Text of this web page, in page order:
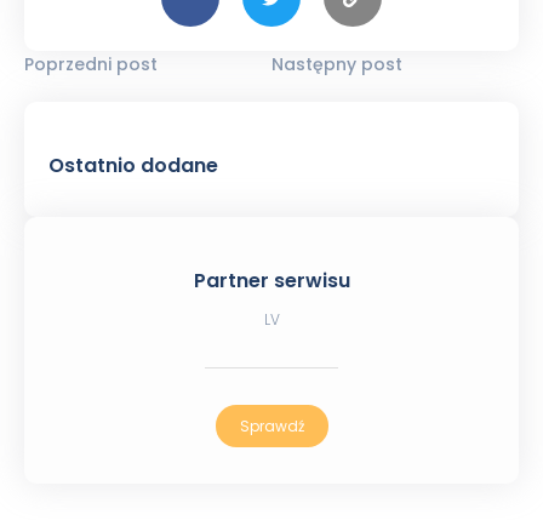
Poprzedni post Następny post
Ostatnio dodane
Partner serwisu
LV
Sprawdź